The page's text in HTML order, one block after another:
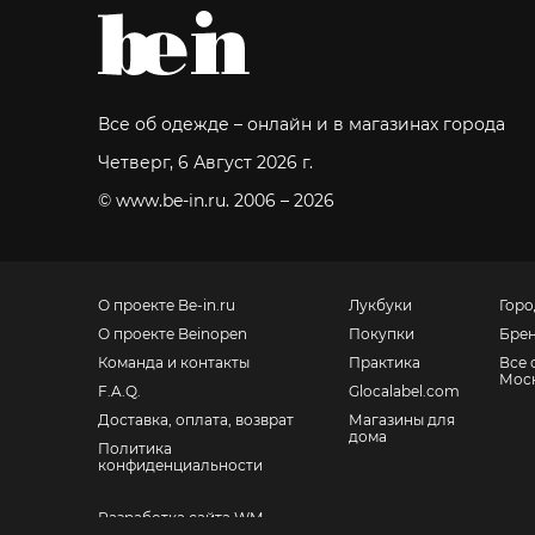
Все об одежде – онлайн и в магазинах города
Четверг, 6 Август 2026 г.
© www.be-in.ru. 2006 – 2026
О проекте Be-in.ru
О проекте Beinopen
Команда и контакты
F.A.Q.
Доставка, оплата, возврат
Политика
конфиденциальности
Лукбуки
Покупки
Практика
Glocalabel.com
Магазины для
дома
Все
Разработка сайта WM